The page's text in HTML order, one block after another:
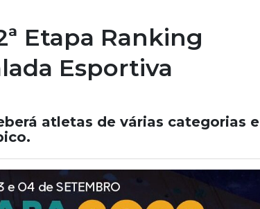
Etapa Ranking
Esportiva
atletas de várias categorias e